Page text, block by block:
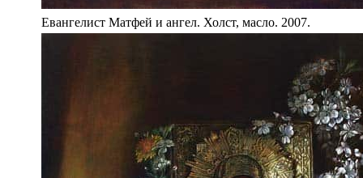
Евангелист Матфей и ангел. Холст, масло. 2007.